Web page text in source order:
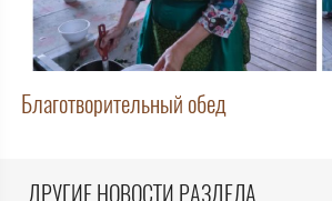
Благотворительный обед
ДРУГИЕ НОВОСТИ РАЗДЕЛА